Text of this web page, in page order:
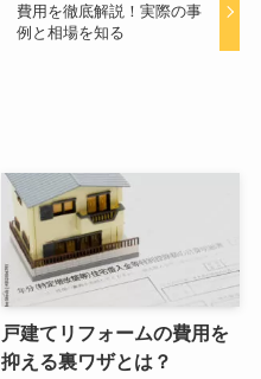
費用を徹底解説！実際の事
例と相場を知る
戸建てリフォームの費用を
抑える裏ワザとは？